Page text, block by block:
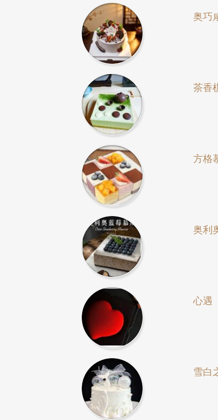
奥巧
茶香
方格
奥利
心遇
雪白